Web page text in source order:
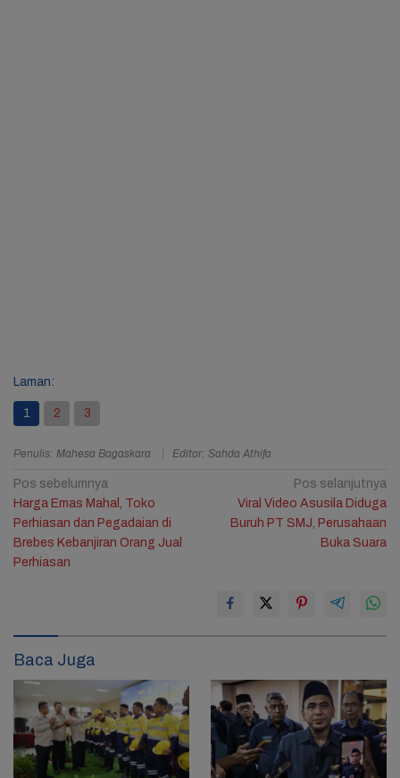
Laman:
1 2 3
Penulis: Mahesa Bagaskara Editor: Sahda Athifa
Navigasi
pos
Pos sebelumnya
Harga Emas Mahal, Toko
Perhiasan dan Pegadaian di
Brebes Kebanjiran Orang Jual
Perhiasan
Pos selanjutnya
Viral Video Asusila Diduga
Buruh PT SMJ, Perusahaan
Buka Suara
Baca Juga